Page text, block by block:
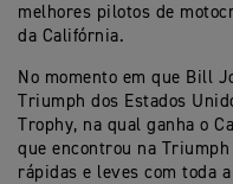
melhores pilotos de
da Califórnia.
No momento em que Bill
Triumph dos Estados
Trophy, na qual ganha o
que encontrou na
rápidas e leves com toda